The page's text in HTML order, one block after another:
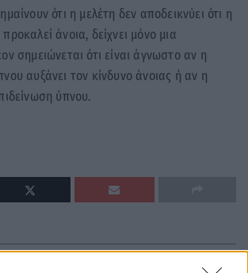
ότι η μελέτη δεν αποδεικνύει ότι η
άνοια, δείχνει μόνο μια
σημειώνεται ότι είναι άγνωστο αν η
αυξάνει τον κίνδυνο άνοιας ή αν η
ύπνου.